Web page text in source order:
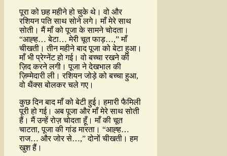
पूरा को छह महीने हो चुके थे। वो और
रशियन पति साथ सोने लगे। माँ मेरे साथ
सोती। मैं माँ को पूजा के सामने चोदता।
“आह्ह… बेटा… मेरी चूत फाड़…,” माँ
चीखती। तीन महीने बाद पूजा को बेटा हुआ।
माँ भी प्रेग्नेंट हो गई। वो बच्चा रखने की
ज़िद करने लगी। पूजा ने देखभाल की
ज़िम्मेदारी ली। रशियन जोड़े को बच्चा हुआ,
वो थैंक्स बोलकर चले गए।
कुछ दिन बाद माँ को बेटी हुई। हमारी फैमिली
पूरी हो गई। अब पूजा और माँ मेरे साथ सोती
हैं। मैं उन्हें रोज़ चोदता हूँ। माँ की चूत
चाटता, पूजा की गांड मारता। “आह्ह…
राज… और जोर से…,” दोनों चीखती। हम
खुश हैं।